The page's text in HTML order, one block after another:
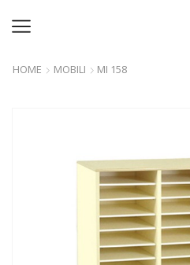
HOME MOBILI MI 158